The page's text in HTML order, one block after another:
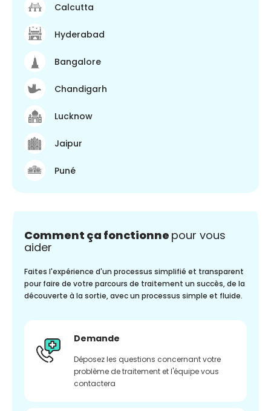
Calcutta
Hyderabad
Bangalore
Chandigarh
Lucknow
Jaipur
Puné
Comment ça fonctionne pour vous
aider
Faites l'expérience d'un processus simplifié et transparent
pour faire de votre parcours de traitement un succès, de la
découverte à la sortie, avec un processus simple et fluide.
Demande
Déposez les questions concernant votre
problème de traitement et l'équipe vous
contactera